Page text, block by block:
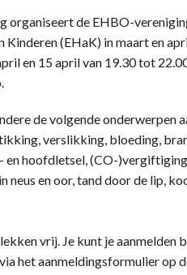
organiseert de EHBO-
Kinderen (EHaK) in maart en
en 15 april van 19.30 tot
de volgende onderwerpen
verslikking, bloeding,
en hoofdletsel, (CO-
neus en oor, tand door de lip,
vrij. Je kunt je
het aanmeldingsformulier op